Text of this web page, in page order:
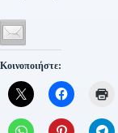
Κοινοποιήστε: